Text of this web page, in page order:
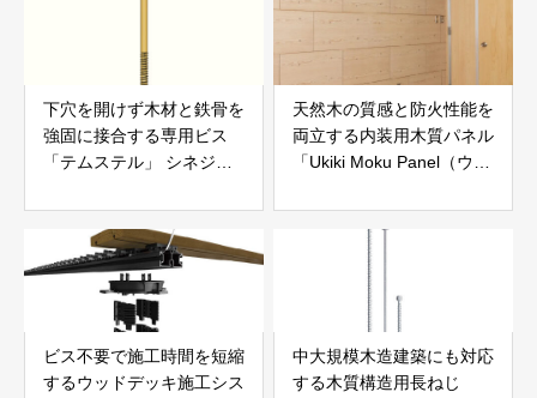
下穴を開けず木材と鉄骨を
強固に接合する専用ビス
「テムステル」 シネジッ
天然木の質感と防火性能を
両立する内装用木質パネル
「Ukiki Moku Panel（ウキ
社サンパテック
ビス不要で施工時間を短縮
するウッドデッキ施工シス
中大規模木造建築にも対応
する木質構造用長ねじ